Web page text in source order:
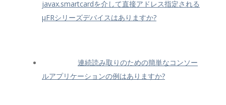
javax.smartcardを介して直接アドレス指定される
μFRシリーズデバイスはありますか?
連続読み取りのための簡単なコンソー
ルアプリケーションの例はありますか?